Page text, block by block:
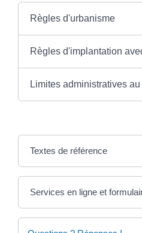
Règles d'urbanisme
Règles d'implantation
Limites administratives
Textes de référence
Services en ligne et